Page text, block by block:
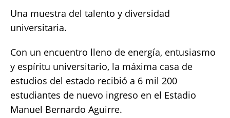
s
A
p
e
b
o
k
te y
n
k
re
Una muestra del talento y diversidad
universitaria.
Con un encuentro lleno de energía, entusiasmo
y espíritu universitario, la máxima casa de
estudios del estado recibió a 6 mil 200
estudiantes de nuevo ingreso en el Estadio
Manuel Bernardo Aguirre.